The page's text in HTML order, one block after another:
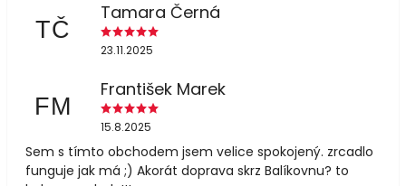
TČ
Tamara Černá
23.11.2025
FM
František Marek
15.8.2025
Sem s tímto obchodem jsem velice spokojený. zrcadlo
funguje jak má ;) Akorát doprava skrz Balíkovnu? to